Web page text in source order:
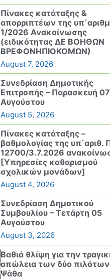
Πίνακες κατάταξης &
απορριπτέων της
1/2026 Ανακοίνωσης
(ειδικότητας ΔΕ ΒΟΗΘΩΝ
ΒΡΕΦΟΝΗΠΙΟΚΟΜΩΝ)
August 7, 2026
Συνεδρίαση Δημοτικής
Επιτροπής – Παρασκευή 07
Αυγούστου
August 5, 2026
Πίνακες κατάταξης –
βαθμολογίας της υπ΄αριθ.
12700/3.7.2026
[Υπηρεσίες καθαρισμού
σχολικών μονάδων]
August 4, 2026
Συνεδρίαση Δημοτικού
Συμβουλίου – Τετάρτη 05
Αυγούστου
August 3, 2026
Βαθιά θλίψη για την
απώλεια των δύο
Ψάθα